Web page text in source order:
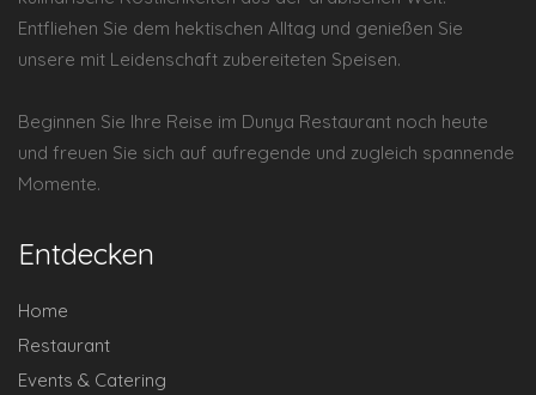
Entfliehen Sie dem hektischen Alltag und genießen Sie
unsere mit Leidenschaft zubereiteten Speisen.
Beginnen Sie Ihre Reise im Dunya Restaurant noch heute
und freuen Sie sich auf aufregende und zugleich spannende
Momente.
Entdecken
Home
Restaurant
Events & Catering